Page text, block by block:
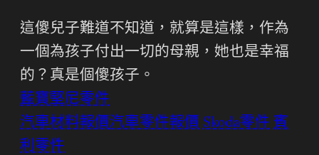
這傻兒子難道不知道，就算是這樣，作為
一個為孩子付出一切的母親，她也是幸福
的？真是個傻孩子。
藍寶堅尼零件
汽車材料報價汽車零件報價 Skoda零件 賓
利零件